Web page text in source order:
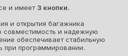
МИР, СБП, Сбербанк,
юр.лиц
и имеет 3 кнопки.
и открытия багажника
совместимость и надежную
обеспечивает стабильную
при программировании.